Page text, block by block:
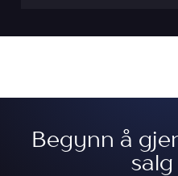
Begynn å
salg